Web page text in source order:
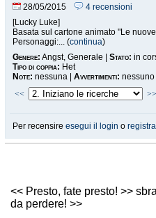
28/05/2015
4 recensioni
[Lucky Luke]
Basata sul cartone animato "Le
Personaggi:... (continua)
Genere: Angst, Generale | Stato: in
Tipo di coppia: Het
Note: nessuna | Avvertimenti: nessuno
<<
>>
Per recensire esegui il login o
<< Presto, fate presto! >>
da perdere! >>